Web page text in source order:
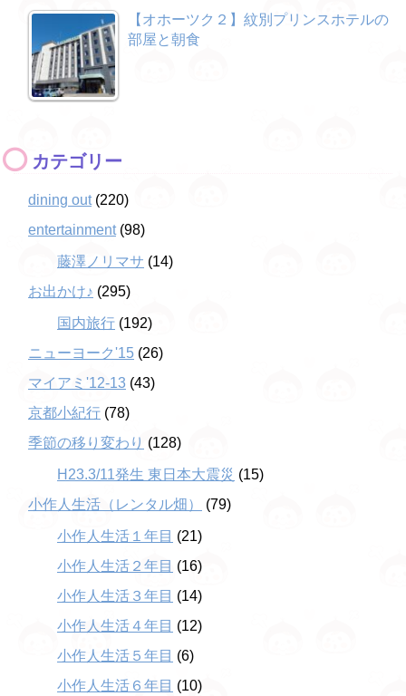
【オホーツク２】紋別プリンスホテルの
部屋と朝食
カテゴリー
dining out(220)
entertainment(98)
藤澤ノリマサ (14)
お出かけ♪ (295)
国内旅行 (192)
ニューヨーク'15 (26)
マイアミ'12-13 (43)
京都小紀行 (78)
季節の移り変わり (128)
H23.3/11発生 東日本大震災 (15)
小作人生活（レンタル畑）
(79)
小作人生活１年目 (21)
小作人生活２年目 (16)
小作人生活３年目 (14)
小作人生活４年目 (12)
小作人生活５年目 (6)
小作人生活６年目 (10)